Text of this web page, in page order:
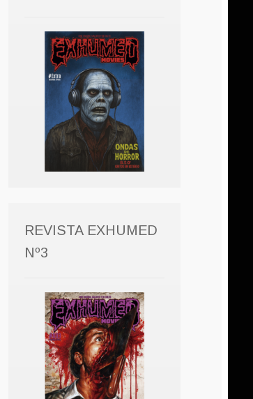
REVISTA EXHUMED
Nº3